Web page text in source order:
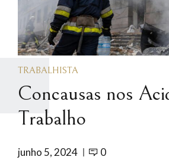
TRABALHISTA
Concausas nos
Trabalho
junho 5, 2024 0